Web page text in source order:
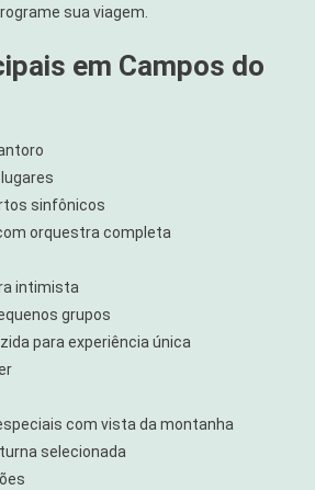
sua viagem.
em Campos do
sinfônicos
orquestra completa
intimista
grupos
para experiência única
com vista da montanha
selecionada